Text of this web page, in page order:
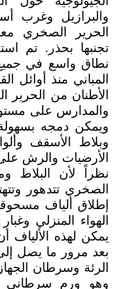
والبرازيل وغرب
الحرير الصخري
تجنبها بحذر. تم
نطاق واسع في جميع
المباني منذ أوائل
الأطنان من الحرير
والمدارس على
ويمكن دمجه
وبلاط الأسقف
الأرضيات والرش
نظراً لأن البلاط
الصخري تتدهور
إطلاق ألياف
الهواء المنزلي
يمكن لهذه الألياف
الرئة وسرطان
وهو ورم سرطاني